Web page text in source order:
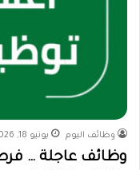
وظائف اليوم يونيو 18, 2026
وظائف عاجلة …